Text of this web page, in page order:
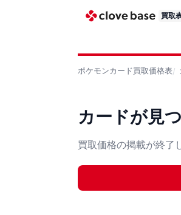
買取
ポケモンカード買取価格表
カードが見
買取価格の掲載が終了